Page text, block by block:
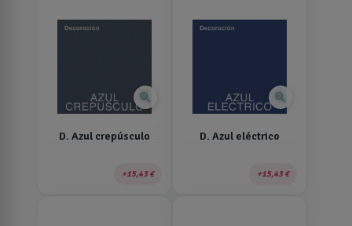
zoom_in
D. Azul crepúsculo
15,43 €
zoom_in
D. Azul eléctrico
15,43 €